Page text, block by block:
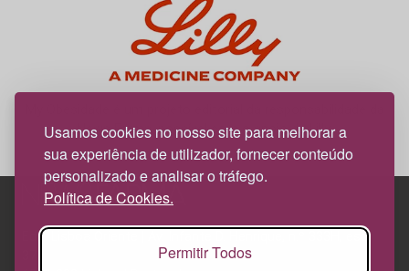
Usamos cookies no nosso site para melhorar a
sua experiência de utilizador, fornecer conteúdo
personalizado e analisar o tráfego.
Política de Cookies.
Permitir Todos
News Farma, possível com o apoio da Lilly.
Edif. Lisboa Oriente | Av. Infante D. Henrique, n.º 333H, esc.